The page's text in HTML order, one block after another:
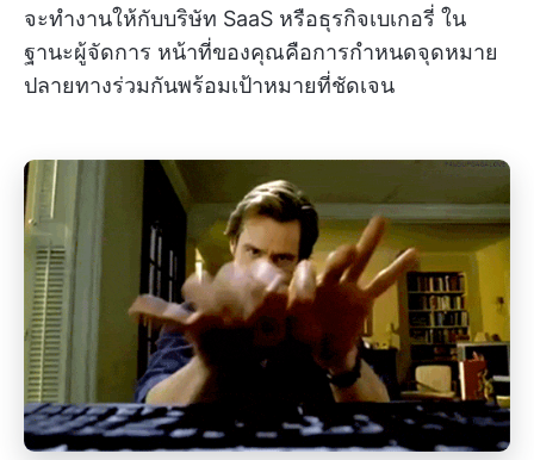
จะทำงานให้กับบริษัท SaaS หรือธุรกิจเบเกอรี่ ใน
ฐานะผู้จัดการ หน้าที่ของคุณคือการกำหนดจุดหมาย
ปลายทางร่วมกันพร้อมเป้าหมายที่ชัดเจน